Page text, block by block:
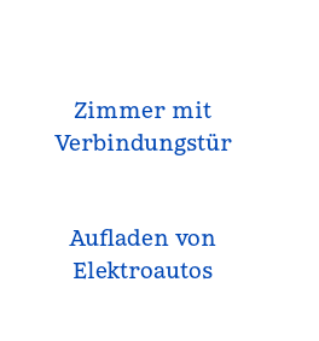
Zimmer mit
Verbindungstür
Aufladen von
Elektroautos